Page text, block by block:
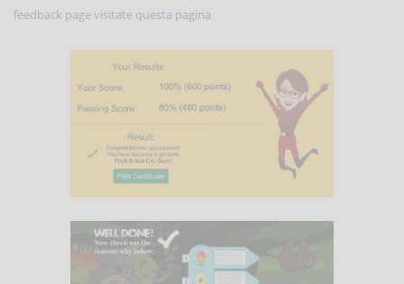
feedback page visitate questa pagina